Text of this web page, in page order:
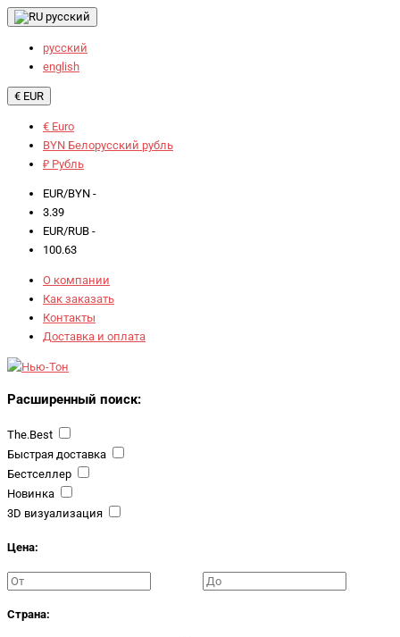
русский
русский
english
€ EUR
€ Euro
BYN Белорусский рубль
₽ Рубль
EUR/BYN -
3.39
EUR/RUB -
100.63
О компании
Как заказать
Контакты
Доставка и оплата
Расширенный поиск:
The.Best
Быстрая доставка
Бестселлер
Новинка
3D визуализация
Цена:
Страна: